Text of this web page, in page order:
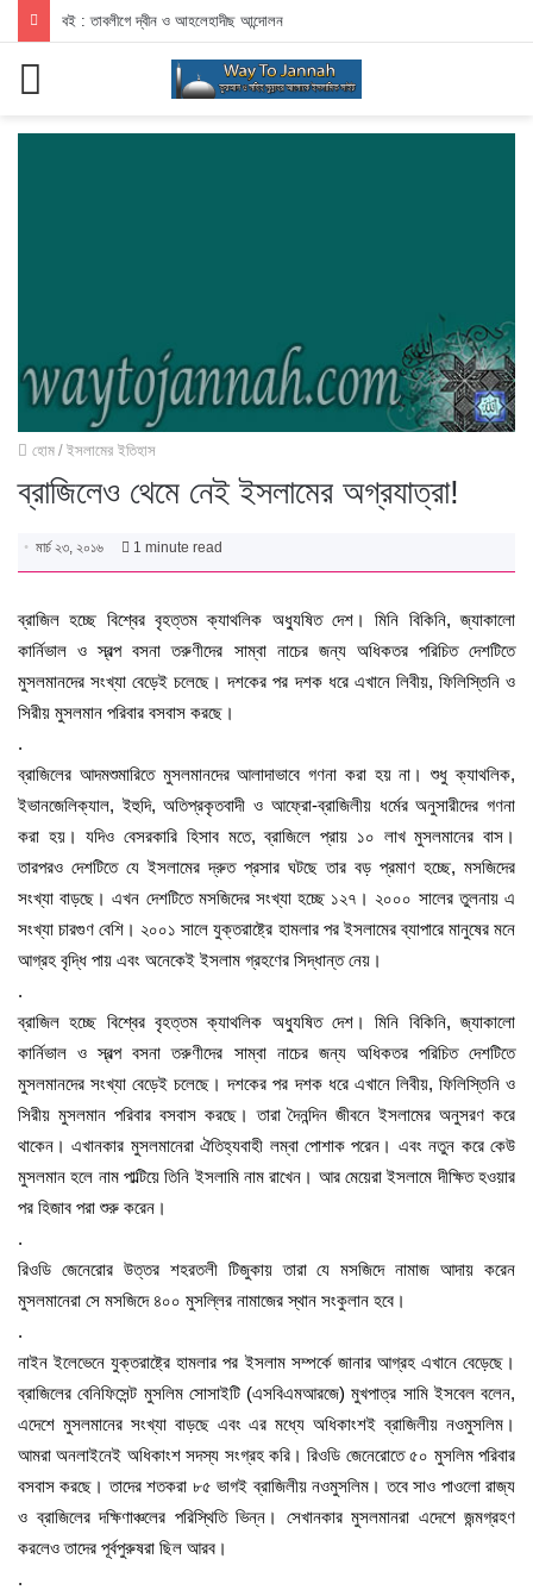
বই : তাবলীগে দ্বীন ও আহলেহাদীছ আন্দোলন
হোম / ইসলামের ইতিহাস
ব্রাজিলেও থেমে নেই ইসলামের অগ্রযাত্রা!
মার্চ ২৩, ২০১৬ 1 minute read
ব্রাজিল হচ্ছে বিশ্বের বৃহত্তম ক্যাথলিক অধ্যুষিত দেশ। মিনি বিকিনি, জ্যাকালো
কার্নিভাল ও স্বল্প বসনা তরুণীদের সাম্বা নাচের জন্য অধিকতর পরিচিত দেশটিতে
মুসলমানদের সংখ্যা বেড়েই চলেছে। দশকের পর দশক ধরে এখানে লিবীয়, ফিলিস্তিনি ও
সিরীয় মুসলমান পরিবার বসবাস করছে।
.
ব্রাজিলের আদমশুমারিতে মুসলমানদের আলাদাভাবে গণনা করা হয় না। শুধু ক্যাথলিক,
ইভানজেলিক্যাল, ইহুদি, অতিপ্রকৃতবাদী ও আফ্রো-ব্রাজিলীয় ধর্মের অনুসারীদের গণনা
করা হয়। যদিও বেসরকারি হিসাব মতে, ব্রাজিলে প্রায় ১০ লাখ মুসলমানের বাস।
তারপরও দেশটিতে যে ইসলামের দ্রুত প্রসার ঘটছে তার বড় প্রমাণ হচ্ছে, মসজিদের
সংখ্যা বাড়ছে। এখন দেশটিতে মসজিদের সংখ্যা হচ্ছে ১২৭। ২০০০ সালের তুলনায় এ
সংখ্যা চারগুণ বেশি। ২০০১ সালে যুক্তরাষ্ট্রে হামলার পর ইসলামের ব্যাপারে মানুষের মনে
আগ্রহ বৃদ্ধি পায় এবং অনেকেই ইসলাম গ্রহণের সিদ্ধান্ত নেয়।
.
ব্রাজিল হচ্ছে বিশ্বের বৃহত্তম ক্যাথলিক অধ্যুষিত দেশ। মিনি বিকিনি, জ্যাকালো
কার্নিভাল ও স্বল্প বসনা তরুণীদের সাম্বা নাচের জন্য অধিকতর পরিচিত দেশটিতে
মুসলমানদের সংখ্যা বেড়েই চলেছে। দশকের পর দশক ধরে এখানে লিবীয়, ফিলিস্তিনি ও
সিরীয় মুসলমান পরিবার বসবাস করছে। তারা দৈনন্দিন জীবনে ইসলামের অনুসরণ করে
থাকেন। এখানকার মুসলমানেরা ঐতিহ্যবাহী লম্বা পোশাক পরেন। এবং নতুন করে কেউ
মুসলমান হলে নাম পাল্টিয়ে তিনি ইসলামি নাম রাখেন। আর মেয়েরা ইসলামে দীক্ষিত হওয়ার
পর হিজাব পরা শুরু করেন।
.
রিওডি জেনেরোর উত্তর শহরতলী টিজুকায় তারা যে মসজিদে নামাজ আদায় করেন
মুসলমানেরা সে মসজিদে ৪০০ মুসল্লির নামাজের স্থান সংকুলান হবে।
.
নাইন ইলেভেনে যুক্তরাষ্ট্রে হামলার পর ইসলাম সম্পর্কে জানার আগ্রহ এখানে বেড়েছে।
ব্রাজিলের বেনিফিসেন্ট মুসলিম সোসাইটি (এসবিএমআরজে) মুখপাত্র সামি ইসবেল বলেন,
এদেশে মুসলমানের সংখ্যা বাড়ছে এবং এর মধ্যে অধিকাংশই ব্রাজিলীয় নওমুসলিম।
আমরা অনলাইনেই অধিকাংশ সদস্য সংগ্রহ করি। রিওডি জেনেরোতে ৫০ মুসলিম পরিবার
বসবাস করছে। তাদের শতকরা ৮৫ ভাগই ব্রাজিলীয় নওমুসলিম। তবে সাও পাওলো রাজ্য
ও ব্রাজিলের দক্ষিণাঞ্চলের পরিস্থিতি ভিন্ন। সেখানকার মুসলমানরা এদেশে জন্মগ্রহণ
করলেও তাদের পূর্বপুরুষরা ছিল আরব।
.